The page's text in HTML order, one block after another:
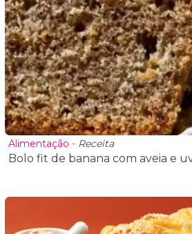
Alimentação - Receita
Bolo fit de banana com aveia e